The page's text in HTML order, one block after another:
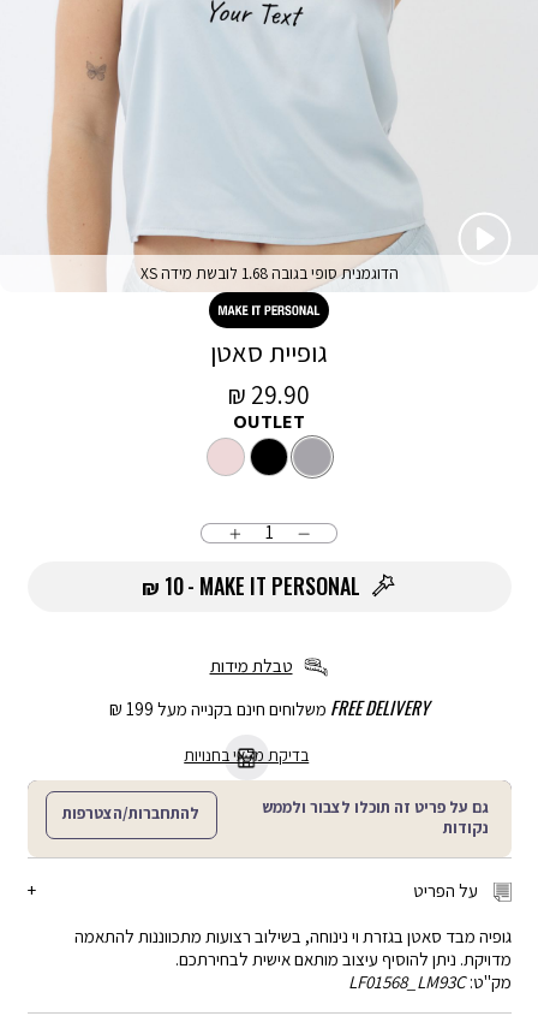
גופיית סאטן
מחיר
מכירה
29.90 ₪
OUTLET
MAKE IT PERSONAL
10 ₪
טבלת מידות
FREE DELIVERY משלוחים חינם בקנייה מעל 199 ₪
בדיקת מלאי בחנויות
גם על פריט זה תוכלו לצבור ולממש
נקודות
להתחברות/הצטרפות
על הפריט
גופיה מבד סאטן בגזרת וי נינוחה, בשילוב רצועות מתכווננות להתאמה
מדויקת. ניתן להוסיף עיצוב מותאם אישית לבחירתכם.
מק"ט: LF01568_LM93C
הדוגמנית סופי בגובה 1.68 לובשת מידה XS